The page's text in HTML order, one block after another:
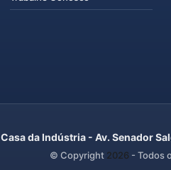
Casa da Indústria - Av. Senador
© Copyright 2026 - Todos